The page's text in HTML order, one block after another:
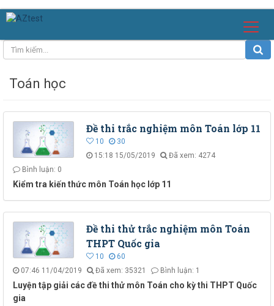
Toán học
Đề thi trắc nghiệm môn Toán lớp 11
10
30
15:18 15/05/2019
Đã xem: 4274
Bình luận: 0
Kiểm tra kiến thức môn Toán học lớp 11
Đề thi thử trắc nghiệm môn Toán
THPT Quốc gia
10
60
07:46 11/04/2019
Đã xem: 35321 Bình luận: 1
Luyện tập giải các đề thi thử môn Toán cho kỳ thi THPT Quốc
gia